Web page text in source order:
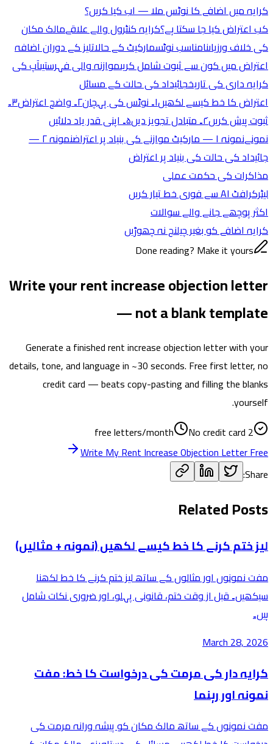
کرایہ میں اضافے کا نوٹس ملا — اب کیا کریں؟
کب اعتراض کیا جا سکتا ہے؟کرایہ کنٹرول والے علاقےمالک مکان
کی خلاف ورزیاںنامناسب نوٹسمارکیٹ کے حالاتلیز کے دوران اضافہ
اعتراض میں کون سے ثبوت شامل کریںموازنہ والی فہرستیںآپ کی
کرایہ داری کی تاریخجائیداد کی حالت کے مسائل
اعتراض کا خط کیسے لکھیں۱۔ نوٹس کی پہچان ۲۔ واضح اعتراض
۳۔
ثبوت پیش کریں۴۔ متبادل تجویز دیں
۵۔ اپنی قدر یاد دلائیں
نمونےنمونہ ۱ — مارکیٹ موازنے کی بنیاد پر اعتراض
نمونہ ۲ —
جائیداد کی حالت کی بنیاد پر اعتراض
مذاکرات کی حکمت عملی
لیٹرکرافٹ AI سے فوری خط تیار کریں
اکثر پوچھے جانے والے سوالات
کرایہ اضافے کو بغیر چیلنج نہ چھوڑیں
Done reading? Make it yours
Write your rent increase objection letter
— not a blank template
Generate a finished rent increase objection letter with your
details, tone, and language in ~30 seconds. Free first letter, no
credit card — beats copy-pasting and filling the blanks
yourself.
2 free letters/month
No credit card
Write My Rent Increase Objection Letter Free
Share:
Related Posts
لیز ختم کرنے کا خط کیسے لکھیں (نمونہ + مثالیں)
مفت نمونوں اور مثالوں کے ساتھ لیز ختم کرنے کا خط لکھنا
سیکھیں۔ قبل از وقت ختم، قانونی پہلو، اور ضروری نکات شامل
ہیں۔
March 28, 2026
کرایہ دار کی مرمت کی درخواست کا خط: مفت
نمونہ اور رہنما
مفت نمونوں کے ساتھ مالک مکان کو پیشہ ورانہ مرمت کی